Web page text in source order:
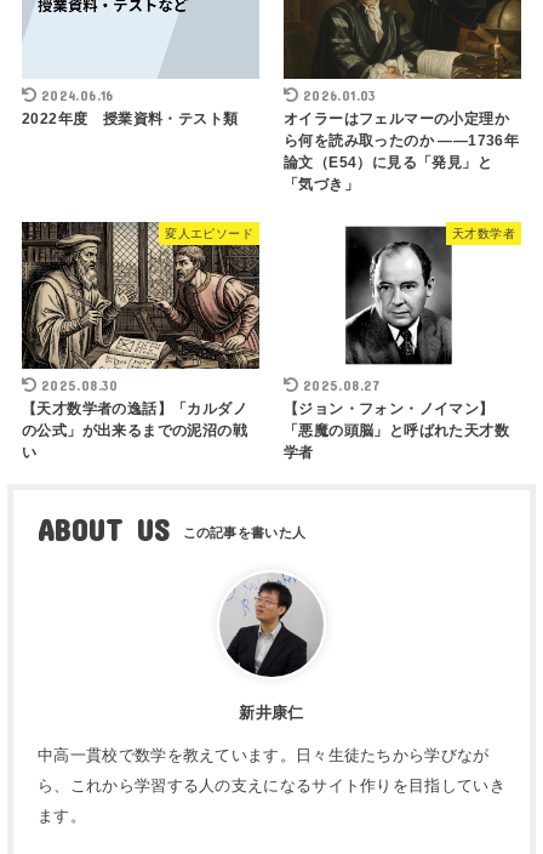
2024.06.16
2022年度 授業資料・テスト類
2026.01.03
オイラーはフェルマーの小定理か
ら何を読み取ったのか ――1736年
論文（E54）に見る「発見」と
「気づき」
変人エピソード
2025.08.30
【天才数学者の逸話】「カルダノ
の公式」が出来るまでの泥沼の戦
い
天才数学者
2025.08.27
【ジョン・フォン・ノイマン】
「悪魔の頭脳」と呼ばれた天才数
学者
ABOUT US
新井康仁
中高一貫校で数学を教えています。日々生徒たちから学びなが
ら、これから学習する人の支えになるサイト作りを目指していき
ます。